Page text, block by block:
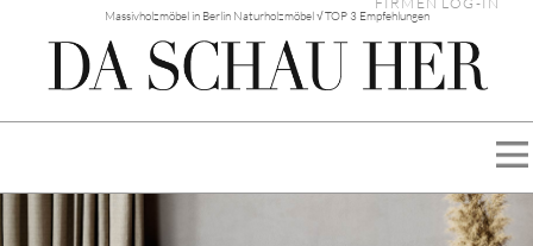
Massivholzmöbel in Berlin Naturholzmöbel √ TOP 3 Empfehlungen